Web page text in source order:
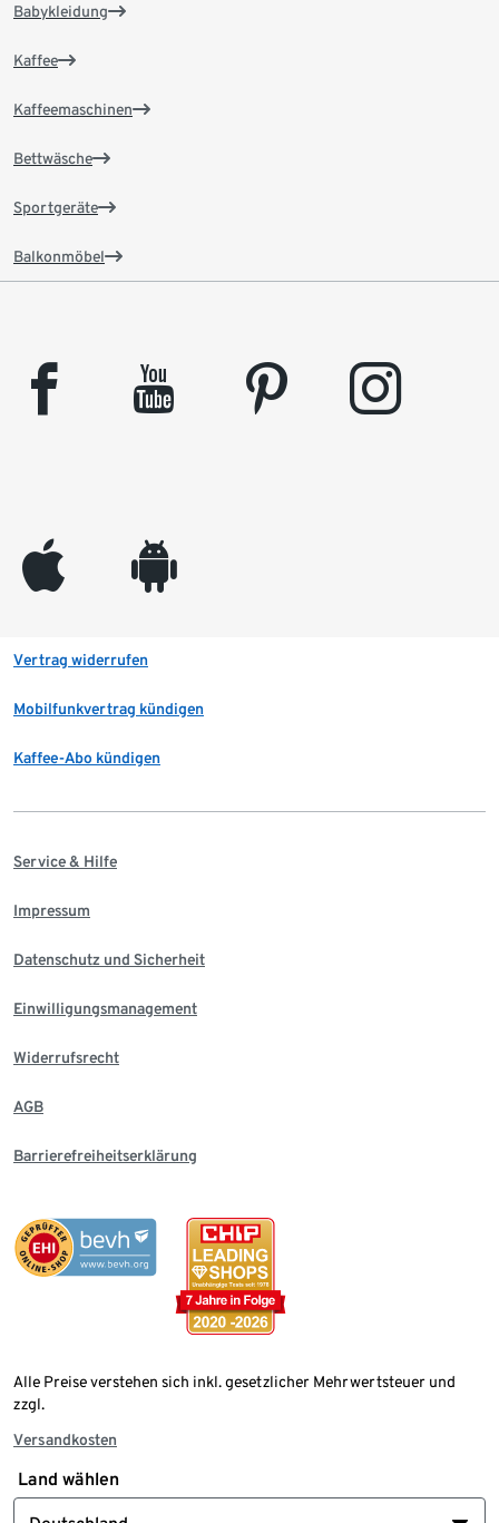
Babykleidung
Kaffee
Kaffeemaschinen
Bettwäsche
Sportgeräte
Balkonmöbel
facebook youtube pinterest instagram
appleinc android
Vertrag widerrufen
Mobilfunkvertrag kündigen
Kaffee-Abo kündigen
Service & Hilfe
Impressum
Datenschutz und Sicherheit
Einwilligungsmanagement
Widerrufsrecht
AGB
Barrierefreiheitserklärung
Alle Preise verstehen sich inkl. gesetzlicher Mehrwertsteuer und
zzgl.
Versandkosten
Land wählen